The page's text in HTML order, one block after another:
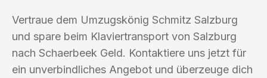
Vertraue dem Umzugskönig Schmitz Salzburg
und spare beim Klaviertransport von Salzburg
nach Schaerbeek Geld. Kontaktiere uns jetzt für
ein unverbindliches Angebot und überzeuge dich